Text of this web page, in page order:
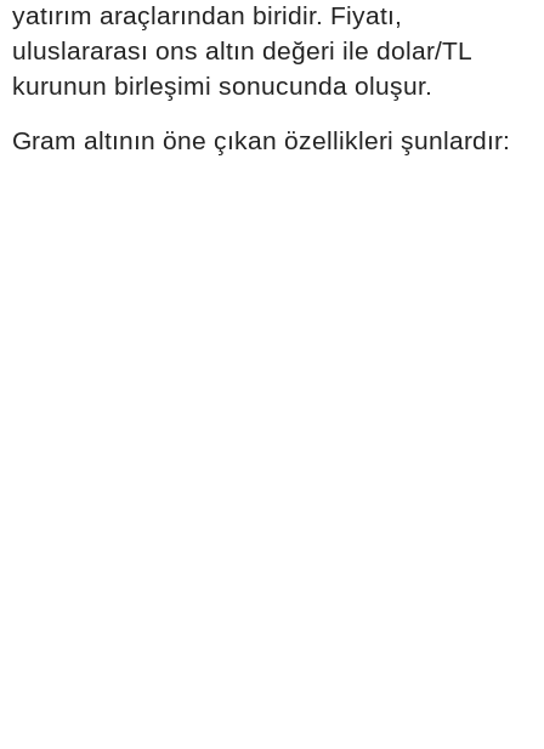
yatırım araçlarından biridir. Fiyatı,
uluslararası ons altın değeri ile dolar/TL
kurunun birleşimi sonucunda oluşur.
Gram altının öne çıkan özellikleri şunlardır: